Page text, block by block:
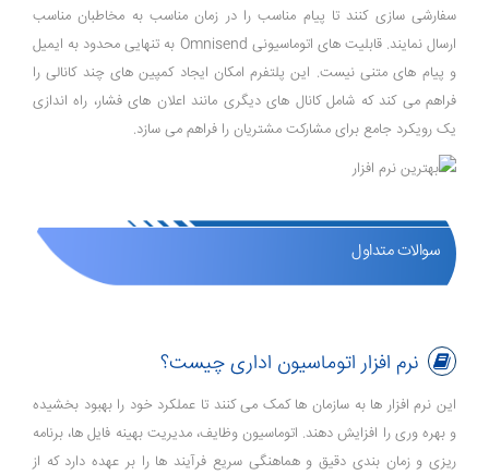
سفارشی سازی کنند تا پیام مناسب را در زمان مناسب به مخاطبان مناسب
ارسال نمایند. قابلیت ‌های اتوماسیونی Omnisend به تنهایی محدود به ایمیل
و پیام‌ های متنی نیست. این پلتفرم امکان ایجاد کمپین ‌های چند کانالی را
فراهم می‌ کند که شامل کانال ‌های دیگری مانند اعلان ‌های فشار، راه ‌اندازی
یک رویکرد جامع برای مشارکت مشتریان را فراهم می ‌سازد.
سوالات متداول
نرم افزار اتوماسیون اداری چیست؟
این نرم‌ افزار ها به سازمان‌ ها کمک می‌ کنند تا عملکرد خود را بهبود بخشیده
و بهره ‌وری را افزایش دهند. اتوماسیون وظایف، مدیریت بهینه فایل ‌ها، برنامه
‌ریزی و زمان ‌بندی دقیق و هماهنگی سریع فرآیند ها را بر عهده دارد که از